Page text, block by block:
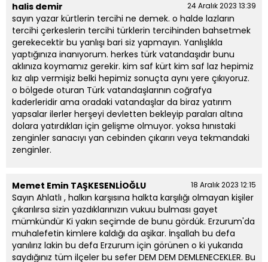
halis demir 24 Aralık 2023 13:39
sayın yazar kürtlerin tercihi ne demek. o halde lazların
tercihi çerkeslerin tercihi türklerin tercihinden bahsetmek
gerekecektir bu yanlışı bari siz yapmayın. Yanlışlıkla
yaptığınıza inanıyorum. herkes türk vatandaşıdır bunu
aklınıza koymamız gerekir. kim saf kürt kim saf laz hepimiz
kız alıp vermişiz belki hepimiz sonuçta aynı yere çıkıyoruz.
o bölgede oturan Türk vatandaşlarının coğrafya
kaderleridir ama oradaki vatandaşlar da biraz yatırım
yapsalar ilerler herşeyi devletten bekleyip paraları altına
dolara yatırdıkları için gelişme olmuyor. yoksa hınıstaki
zenginler sanacıyı yan cebinden çıkarırı veya tekmandaki
zenginler.
Memet Emin TAŞKESENLİOĞLU 18 Aralık 2023 12:15
Sayın Ahlatlı , halkın karşısına halkta karşılığı olmayan kişiler
çıkarılırsa sizin yazdıklarınızın vukuu bulması gayet
mümkündür Ki yakın seçimde de bunu gördük. Erzurum'da
muhalefetin kimlere kaldığı da aşikar. İnşallah bu defa
yanılırız lakin bu defa Erzurum için görünen o ki yukarıda
saydığınız tüm ilçeler bu sefer DEM DEM DEMLENECEKLER. Bu